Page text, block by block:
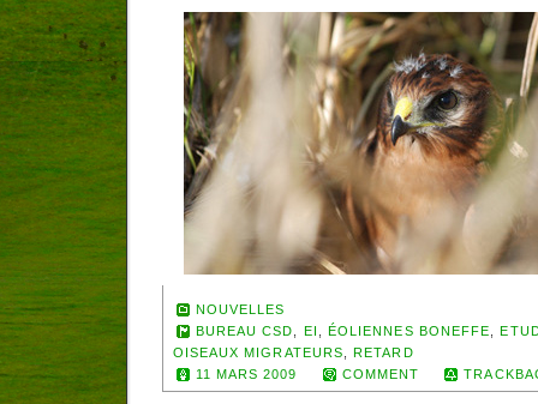
NOUVELLES
BUREAU CSD
EI ÉOLIENNES BONEFFE ,
OISEAUX MIGRATEURS ,RETARD
11 MARS 2009
COMMENT